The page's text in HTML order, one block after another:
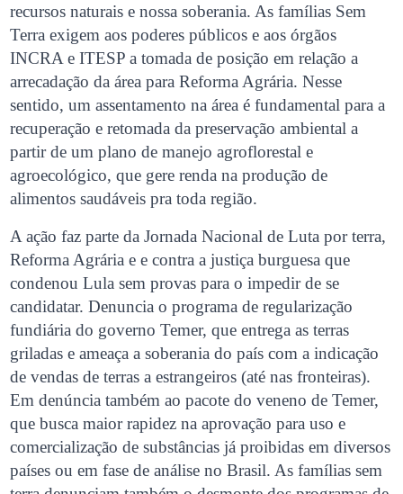
recursos naturais e nossa soberania. As famílias Sem
Terra exigem aos poderes públicos e aos órgãos
INCRA e ITESP a tomada de posição em relação a
arrecadação da área para Reforma Agrária. Nesse
sentido, um assentamento na área é fundamental para a
recuperação e retomada da preservação ambiental a
partir de um plano de manejo agroflorestal e
agroecológico, que gere renda na produção de
alimentos saudáveis pra toda região.
A ação faz parte da Jornada Nacional de Luta por terra,
Reforma Agrária e e contra a justiça burguesa que
condenou Lula sem provas para o impedir de se
candidatar. Denuncia o programa de regularização
fundiária do governo Temer, que entrega as terras
griladas e ameaça a soberania do país com a indicação
de vendas de terras a estrangeiros (até nas fronteiras).
Em denúncia também ao pacote do veneno de Temer,
que busca maior rapidez na aprovação para uso e
comercialização de substâncias já proibidas em diversos
países ou em fase de análise no Brasil. As famílias sem